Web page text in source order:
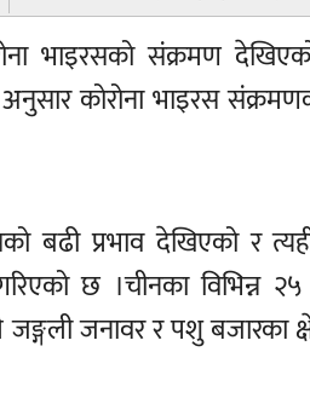
भाइरसको संक्रमण
कोरोना भाइरस
बढी प्रभाव देखिएको र
छ ।चीनका विभिन्न
जनावर र पशु बजारका